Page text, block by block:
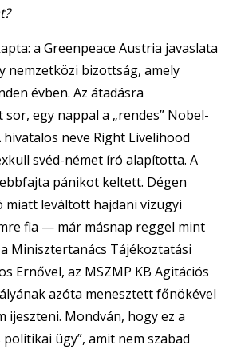
a Greenpeace Austria javaslata
nemzetközi bizottság, amely
évben. Az átadásra
egy nappal a „rendes” Nobel-
neve Right Livelihood
svéd-német író alapította. A
pánikot keltett. Dégen
leváltott hajdani vízügyi
fia — már másnap reggel mint
Minisztertanács Tájékoztatási
Ernővel, az MSZMP KB Agitációs
azóta menesztett főnökével
Mondván, hogy ez a
ügy”, amit nem szabad